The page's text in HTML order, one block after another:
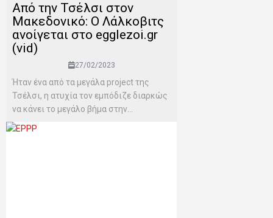
Από την Τσέλσι στον
Μακεδονικό: Ο Λάλκοβιτς
ανοίγεται στο egglezoi.gr
(vid)
27/02/2023
Ήταν ένα από τα μεγάλα project της
Τσέλσι, η ατυχία τον εμπόδιζε διαρκώς
να κάνει το μεγάλο βήμα στην...